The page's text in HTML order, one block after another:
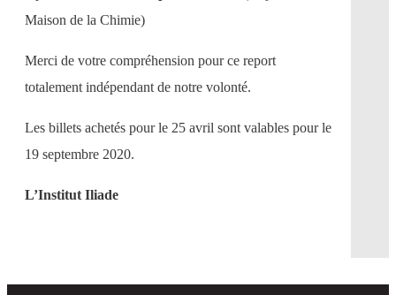
Maison de la Chimie)
Merci de votre compréhension pour ce report
totalement indépendant de notre volonté.
Les billets achetés pour le 25 avril sont valables pour le
19 septembre 2020.
L’Institut Iliade